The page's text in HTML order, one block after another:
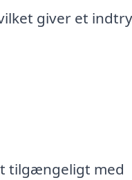
giver et
tilgængeligt med